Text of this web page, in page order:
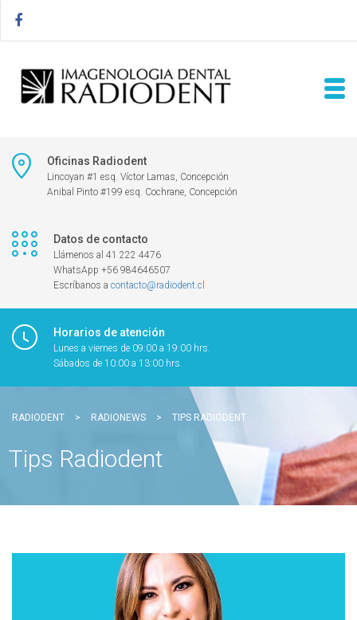
Oficinas Radiodent
Lincoyan #1 esq. Víctor Lamas, Concepción
Anibal Pinto #199 esq. Cochrane, Concepción
Datos de contacto
Llámenos al 41 222 4476
WhatsApp +56 984646507
Escríbanos a contacto@radiodent.cl
Horarios de atención
Lunes a viernes de 09:00 a 19:00 hrs.
Sábados de 10:00 a 13:00 hrs.
RADIODENT > RADIONEWS > TIPS RADIODENT
Tips Radiodent